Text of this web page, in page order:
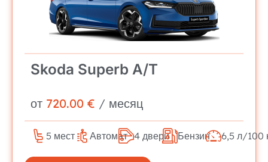
Skoda Superb A/T
от 720.00 € / месяц
5 мест Автомат 4 двери Бензин 6,5 л/100